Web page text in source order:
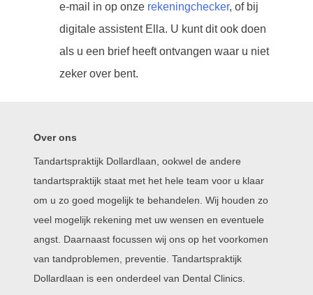
e-mail in op onze rekeningchecker, of bij
digitale assistent Ella. U kunt dit ook doen
als u een brief heeft ontvangen waar u niet
zeker over bent.
Over ons
Tandartspraktijk Dollardlaan, ookwel de andere
tandartspraktijk staat met het hele team voor u klaar
om u zo goed mogelijk te behandelen. Wij houden zo
veel mogelijk rekening met uw wensen en eventuele
angst. Daarnaast focussen wij ons op het voorkomen
van tandproblemen, preventie. Tandartspraktijk
Dollardlaan is een onderdeel van Dental Clinics.